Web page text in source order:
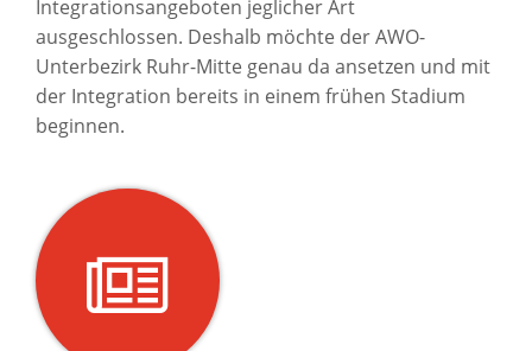
Integrationsangeboten jeglicher Art
ausgeschlossen. Deshalb möchte der AWO-
Unterbezirk Ruhr-Mitte genau da ansetzen und mit
der Integration bereits in einem frühen Stadium
beginnen.